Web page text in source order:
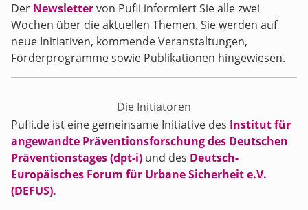
Der Newslettervon Pufii informiert Sie alle zwei
Wochen über die aktuellen Themen. Sie werden auf
neue Initiativen, kommende Veranstaltungen,
Förderprogramme sowie Publikationen hingewiesen.
Die Initiatoren
Pufii.de ist eine gemeinsame Initiative des Institut für
angewandte Präventionsforschung des Deutschen
Präventionstages (dpt-i) und des Deutsch-
Europäisches Forum für Urbane Sicherheit e.V.
(DEFUS).